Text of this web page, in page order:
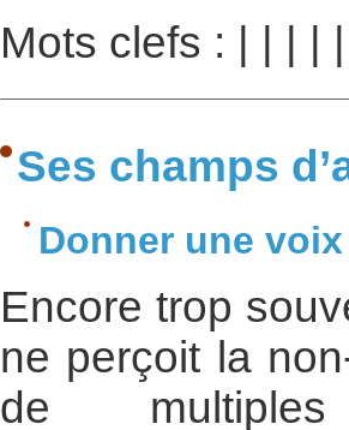
Mots clefs :
Ses champs
Donner une
Encore trop
ne perçoit la
de